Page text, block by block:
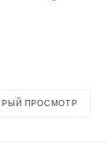
ПРОСМОТР